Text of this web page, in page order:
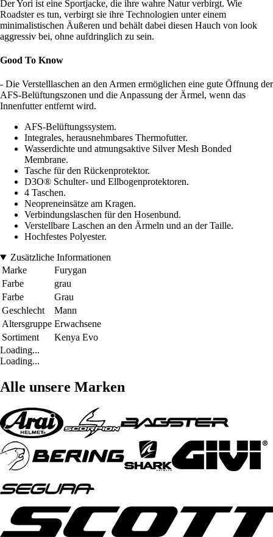
Der Yori ist eine Sportjacke, die ihre wahre Natur verbirgt. Wie
Roadster es tun, verbirgt sie ihre Technologien unter einem
minimalistischen Äußeren und behält dabei diesen Hauch von look
aggressiv bei, ohne aufdringlich zu sein.
Good To Know
- Die Verstelllaschen an den Armen ermöglichen eine gute Öffnung der
AFS-Belüftungszonen und die Anpassung der Ärmel, wenn das
Innenfutter entfernt wird.
AFS-Belüftungssystem.
Integrales, herausnehmbares Thermofutter.
Wasserdichte und atmungsaktive Silver Mesh Bonded
Membrane.
Tasche für den Rückenprotektor.
D3O® Schulter- und Ellbogenprotektoren.
4 Taschen.
Neopreneinsätze am Kragen.
Verbindungslaschen für den Hosenbund.
Verstellbare Laschen an den Ärmeln und an der Taille.
Hochfestes Polyester.
Zusätzliche Informationen
Marke
Furygan
Farbe
grau
Farbe
Grau
Geschlecht
Mann
Altersgruppe Erwachsene
Sortiment
Kenya Evo
Loading...
Loading...
Alle unsere Marken